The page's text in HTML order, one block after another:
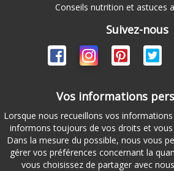
Conseils nutrition et astuces
Suivez-nous
Vos informations
Lorsque nous recueillons vos
informons toujours de vos droits et vous
Dans la mesure du possible, nous vous
gérer vos préférences concernant la
vous choisissez de partager avec